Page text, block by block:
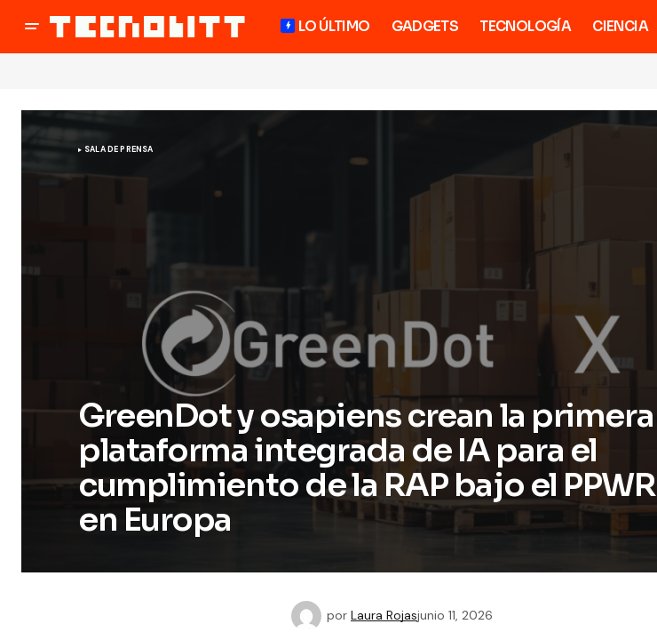
LO ÚLTIMO GADGETS TECNOLOGÍA CIENCIA
SALA DE PRENSA
GreenDot y osapiens crean la primera
plataforma integrada de IA para el
cumplimiento de la RAP bajo el PPWR
en Europa
por Laura Rojasjunio 11, 2026